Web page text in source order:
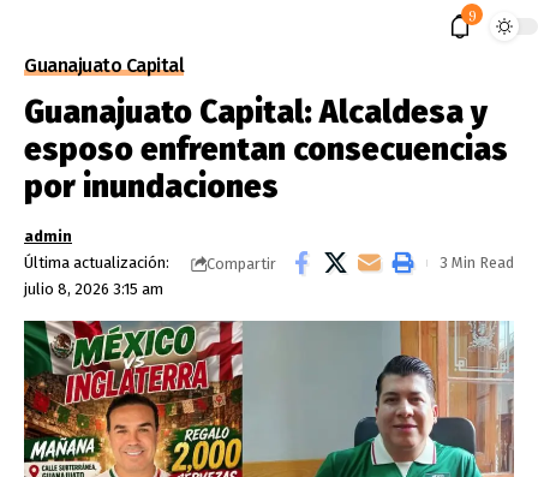
9
Guanajuato Capital
Guanajuato Capital: Alcaldesa y
esposo enfrentan consecuencias
por inundaciones
Última actualización:
julio 8, 2026 3:15 am
admin
Compartir
3 Min Read